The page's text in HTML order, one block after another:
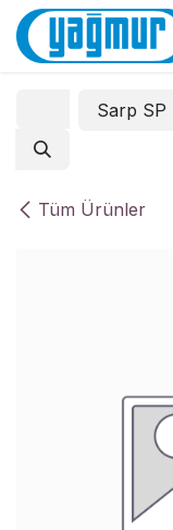
İçereği Atla
Tüm Ürünler
Sarp SP